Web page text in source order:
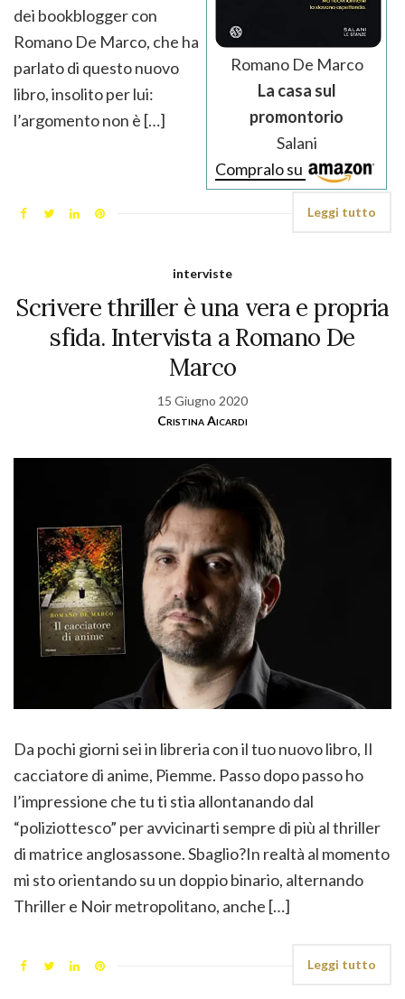
Romano De Marco
La casa sul
promontorio
Salani
Compralo su
dei bookblogger con
Romano De Marco, che ha
parlato di questo nuovo
libro, insolito per lui:
l’argomento non è […]
Leggi tutto
interviste
Scrivere thriller è una vera e propria
sfida. Intervista a Romano De
Marco
15 Giugno 2020
Cristina Aicardi
Da pochi giorni sei in libreria con il tuo nuovo libro, Il
cacciatore di anime, Piemme. Passo dopo passo ho
l’impressione che tu ti stia allontanando dal
“poliziottesco” per avvicinarti sempre di più al thriller
di matrice anglosassone. Sbaglio?In realtà al momento
mi sto orientando su un doppio binario, alternando
Thriller e Noir metropolitano, anche […]
Leggi tutto